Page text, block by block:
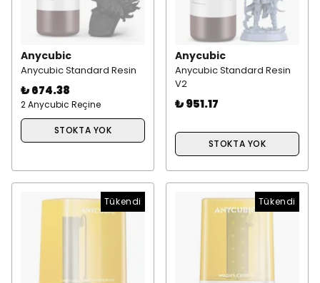
Anycubic
Anycubic Standard Resin
₺ 674.38
2 Anycubic Reçine
STOKTA YOK
Anycubic
Anycubic Standard Resin
V2
₺ 951.17
STOKTA YOK
Tükendi Tükendi